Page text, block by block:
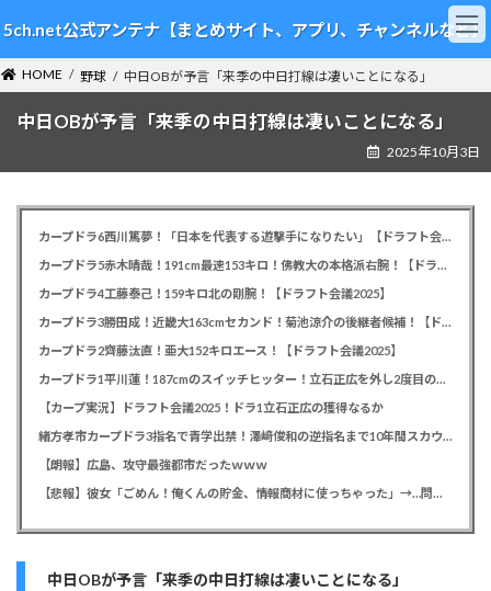
ン
テ
ン
ツ
ビ
ゲ
ー
シ
5ch.net公式アンテナ【まとめサイト、アプリ、チャンネルなど】
HOME 野球 中日OBが予言「来季の中日打線は凄いことになる」
中日OBが予言「来季の中日打線は凄いことになる」
2025年10月3日
カープドラ6西川篤夢！「日本を代表する遊撃手になりたい」【ドラフト会議2025】
カープドラ5赤木晴哉！191cm最速153キロ！佛教大の本格派右腕！【ドラフト会議2025】
カープドラ4工藤泰己！159キロ北の剛腕！【ドラフト会議2025】
カープドラ3勝田成！近畿大163cmセカンド！菊池涼介の後継者候補！【ドラフト会議2025】
カープドラ2齊藤汰直！亜大152キロエース！【ドラフト会議2025】
カープドラ1平川蓮！187cmのスイッチヒッター！立石正広を外し2度目の重複も新井監督がクジを引き当てる！【ドラフト会議2025】
【カープ実況】ドラフト会議2025！ドラ1立石正広の獲得なるか
緒方孝市カープドラ3指名で青学出禁！澤﨑俊和の逆指名まで10年間スカウト出禁
【朗報】広島、攻守最強都市だったｗｗｗ
【悲報】彼女「ごめん！俺くんの貯金、情報商材に使っちゃった」→…問い詰めたらギャン泣きされたんだが俺が悪いのか？
中日OBが予言「来季の中日打線は凄いことになる」